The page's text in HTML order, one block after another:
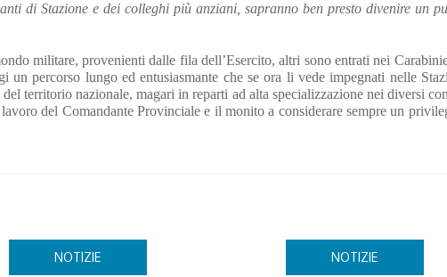
di Stazione e dei colleghi più anziani, sapranno ben presto divenire un
militare, provenienti dalle fila dell’Esercito, altri sono entrati nei
un percorso lungo ed entusiasmante che se ora li vede impegnati nelle
territorio nazionale, magari in reparti ad alta specializzazione nei diversi
del Comandante Provinciale e il monito a considerare sempre un
NOTIZIE NOTIZIE